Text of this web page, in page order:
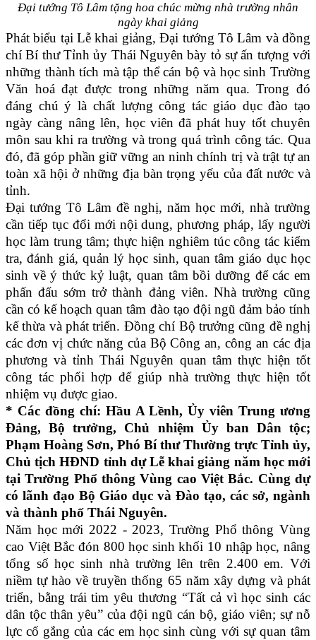
Đại tướng Tô Lâm tặng hoa chúc mừng nhà trường nhân
ngày khai giảng
Phát biểu tại Lễ khai giảng, Đại tướng Tô Lâm và đồng
chí Bí thư Tỉnh ủy Thái Nguyên bày tỏ sự ấn tượng với
những thành tích mà tập thể cán bộ và học sinh Trường
Văn hoá đạt được trong những năm qua. Trong đó
đáng chú ý là chất lượng công tác giáo dục đào tạo
ngày càng nâng lên, học viên đã phát huy tốt chuyên
môn sau khi ra trường và trong quá trình công tác. Qua
đó, đã góp phần giữ vững an ninh chính trị và trật tự an
toàn xã hội ở những địa bàn trọng yếu của đất nước và
tỉnh.
Đại tướng Tô Lâm đề nghị, năm học mới, nhà trường
cần tiếp tục đổi mới nội dung, phương pháp, lấy người
học làm trung tâm; thực hiện nghiêm túc công tác kiểm
tra, đánh giá, quản lý học sinh, quan tâm giáo dục học
sinh về ý thức kỷ luật, quan tâm bồi dưỡng để các em
phấn đấu sớm trở thành đảng viên. Nhà trường cũng
cần có kế hoạch quan tâm đào tạo đội ngũ đảm bảo tính
kế thừa và phát triển. Đồng chí Bộ trưởng cũng đề nghị
các đơn vị chức năng của Bộ Công an, công an các địa
phương và tỉnh Thái Nguyên quan tâm thực hiện tốt
công tác phối hợp để giúp nhà trường thực hiện tốt
nhiệm vụ được giao.
* Các đồng chí: Hầu A Lềnh, Ủy viên Trung ương
Đảng, Bộ trưởng, Chủ nhiệm Ủy ban Dân tộc;
Phạm Hoàng Sơn, Phó Bí thư Thường trực Tỉnh ủy,
Chủ tịch HĐND tỉnh dự Lễ khai giảng năm học mới
tại Trường Phổ thông Vùng cao Việt Bắc. Cùng dự
có lãnh đạo Bộ Giáo dục và Đào tạo, các sở, ngành
và thành phố Thái Nguyên.
Năm học mới 2022 - 2023, Trường Phổ thông Vùng
cao Việt Bắc đón 800 học sinh khối 10 nhập học, nâng
tổng số học sinh nhà trường lên trên 2.400 em. Với
niềm tự hào về truyền thống 65 năm xây dựng và phát
triển, bằng trái tim yêu thương “Tất cả vì học sinh các
dân tộc thân yêu” của đội ngũ cán bộ, giáo viên; sự nỗ
lực cố gắng của các em học sinh cùng với sự quan tâm